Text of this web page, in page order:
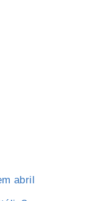
abril